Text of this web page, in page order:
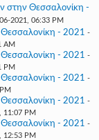
στην Θεσσαλονίκη -
2021, 06:33 PM
Θεσσαλονίκη - 2021 -
AM
Θεσσαλονίκη - 2021 -
PM
Θεσσαλονίκη - 2021 -
Θεσσαλονίκη - 2021 -
11:07 PM
Θεσσαλονίκη - 2021 -
12:53 PM